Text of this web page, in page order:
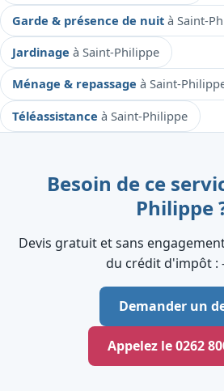
Garde & présence de nuità Saint-
Jardinageà Saint-Philippe
Ménage & repassageà Saint-
Téléassistanceà Saint-Philippe
Besoin de ce
Philippe
Devis gratuit et sans
du crédit d'impôt :
Demander un
Appelez le 0262